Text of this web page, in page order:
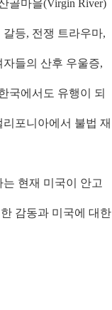
골마을(Virgin River)
등, 전쟁 트라우마,
들의 산후 우울증,
국에서도 유행이 되
포니아에서 불법 재
는 현재 미국이 안고
감동과 미국에 대한